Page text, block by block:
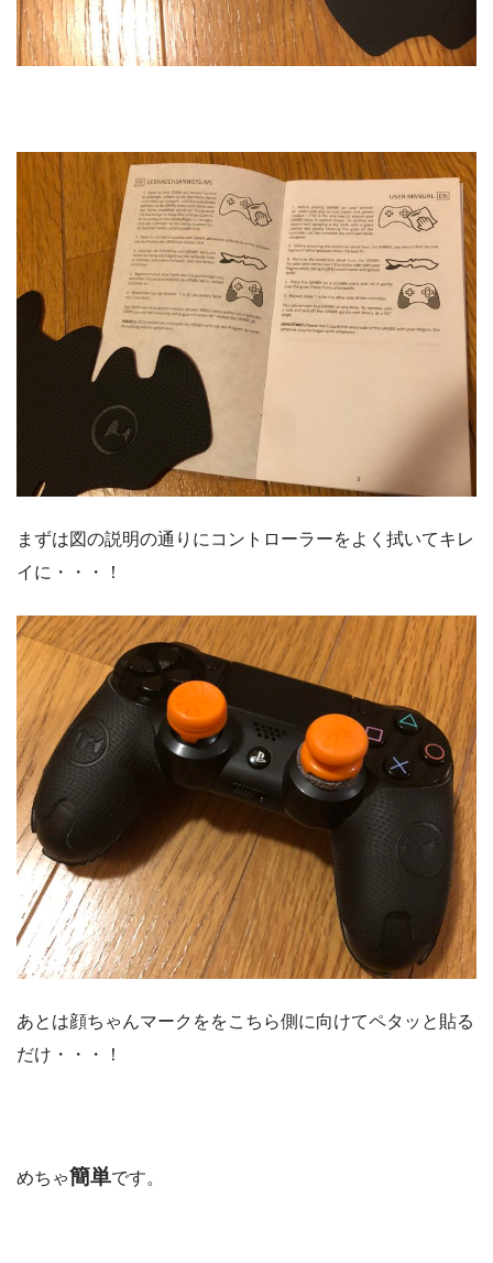
まずは図の説明の通りにコントローラーをよく拭いてキレ
イに・・・！
あとは顔ちゃんマークををこちら側に向けてペタッと貼る
だけ・・・！
めちゃ簡単です。